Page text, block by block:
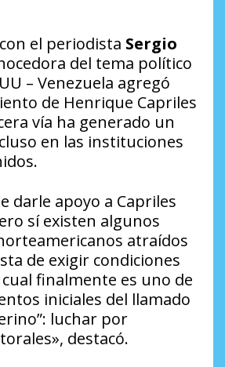
el periodista Sergio
del tema político
– Venezuela agregó
de Henrique Capriles
vía ha generado un
en las instituciones
darle apoyo a Capriles
sí existen algunos
atraídos
de exigir condiciones
finalmente es uno de
iniciales del llamado
luchar por
destacó.